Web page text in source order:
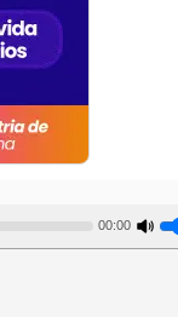
00:00